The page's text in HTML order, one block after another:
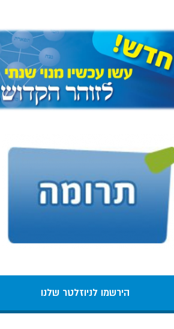
הירשמו לניוזלטר שלנו